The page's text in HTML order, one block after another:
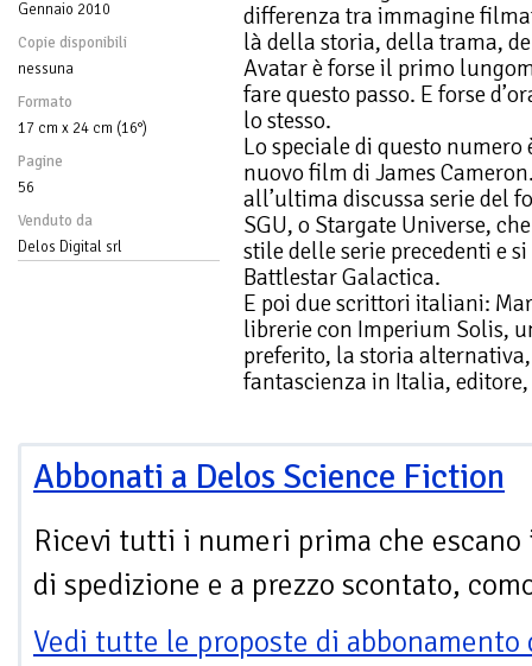
Gennaio 2010
Copie disponibili
nessuna
Formato
17 cm x 24 cm (16°)
Pagine
56
Venduto da
Delos Digital srl
differenza tra immagine
là della storia, della trama,
Avatar è forse il primo
fare questo passo. E forse
lo stesso.
Lo speciale di questo
nuovo film di James
all’ultima discussa serie del
SGU, o Stargate Universe,
stile delle serie precedenti e
Battlestar Galactica.
E poi due scrittori italiani:
librerie con Imperium Solis,
preferito, la storia
fantascienza in Italia,
Abbonati a Delos Science Fiction
Ricevi tutti i numeri prima che escano
di spedizione e a prezzo scontato,
Vedi tutte le proposte di